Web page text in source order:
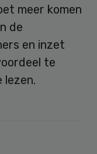
meer komen
de
en inzet
te
lezen.